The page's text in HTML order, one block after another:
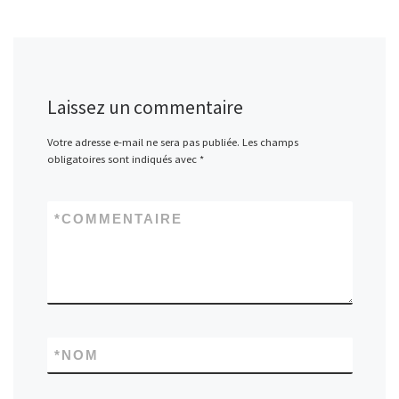
Laissez un commentaire
Votre adresse e-mail ne sera pas publiée. Les champs
obligatoires sont indiqués avec *
COMMENTAIRE
*
NOM
*